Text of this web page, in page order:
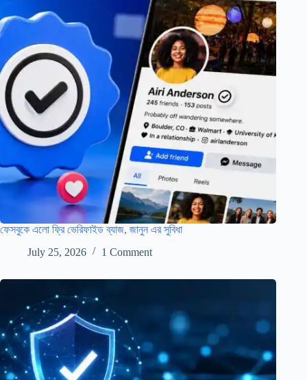
ফেসবুকে এলো ফ্রি ভেরিফাইড ব্যাজ, জানুন এর সুবিধা
July 25, 2026
1 Comment